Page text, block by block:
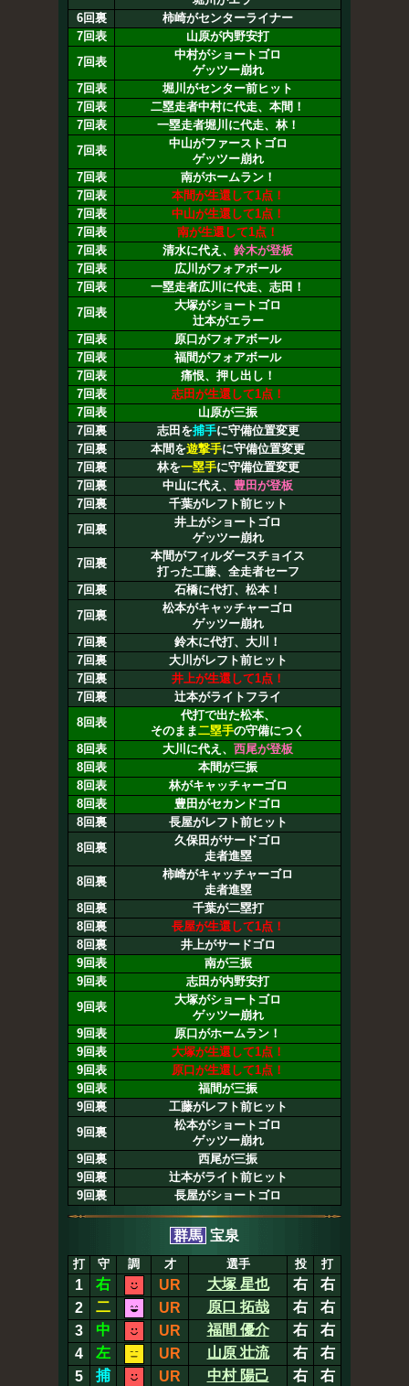
6回裏
柿崎がセンターライナー
7回表
山原が内野安打
7回表
中村がショートゴロ
ゲッツー崩れ
7回表
堀川がセンター前ヒット
7回表
二塁走者中村に代走、本間！
7回表
一塁走者堀川に代走、林！
7回表
中山がファーストゴロ
ゲッツー崩れ
7回表
南がホームラン！
7回表
本間が生還して1点！
7回表
中山が生還して1点！
7回表
南が生還して1点！
7回表
清水に代え、 鈴木が登板
7回表
広川がフォアボール
7回表
一塁走者広川に代走、志田！
7回表
大塚がショートゴロ
辻本がエラー
7回表
原口がフォアボール
7回表
福間がフォアボール
7回表
痛恨、押し出し！
7回表
志田が生還して1点！
7回表
山原が三振
7回裏
志田を捕手に守備位置変更
7回裏
本間を遊撃手に守備位置変更
7回裏
林を一塁手に守備位置変更
7回裏
中山に代え、 豊田が登板
7回裏
千葉がレフト前ヒット
7回裏
井上がショートゴロ
ゲッツー崩れ
7回裏
本間がフィルダースチョイス
打った工藤、全走者セーフ
7回裏
石橋に代打、松本！
7回裏
松本がキャッチャーゴロ
ゲッツー崩れ
7回裏
鈴木に代打、大川！
7回裏
大川がレフト前ヒット
7回裏
井上が生還して1点！
7回裏
辻本がライトフライ
8回表
代打で出た松本、
そのまま二塁手の守備につく
8回表
大川に代え、 西尾が登板
8回表
本間が三振
8回表
林がキャッチャーゴロ
8回表
豊田がセカンドゴロ
8回裏
長屋がレフト前ヒット
8回裏
久保田がサードゴロ
走者進塁
8回裏
柿崎がキャッチャーゴロ
走者進塁
8回裏
千葉が二塁打
8回裏
長屋が生還して1点！
8回裏
井上がサードゴロ
9回表
南が三振
9回表
志田が内野安打
9回表
大塚がショートゴロ
ゲッツー崩れ
9回表
原口がホームラン！
9回表
大塚が生還して1点！
9回表
原口が生還して1点！
9回表
福間が三振
9回裏
工藤がレフト前ヒット
9回裏
松本がショートゴロ
ゲッツー崩れ
9回裏
西尾が三振
9回裏
辻本がライト前ヒット
9回裏
長屋がショートゴロ
群馬 宝泉
打 守 調 才 選手 投 打
1 右 UR 大塚 星也 右
右
2
二 UR 原口 拓哉 右
右
3
中 UR 福間 優介 右
右
4
左 UR 山原 壮流 右
右
5
捕 UR 中村 陽己 右
右